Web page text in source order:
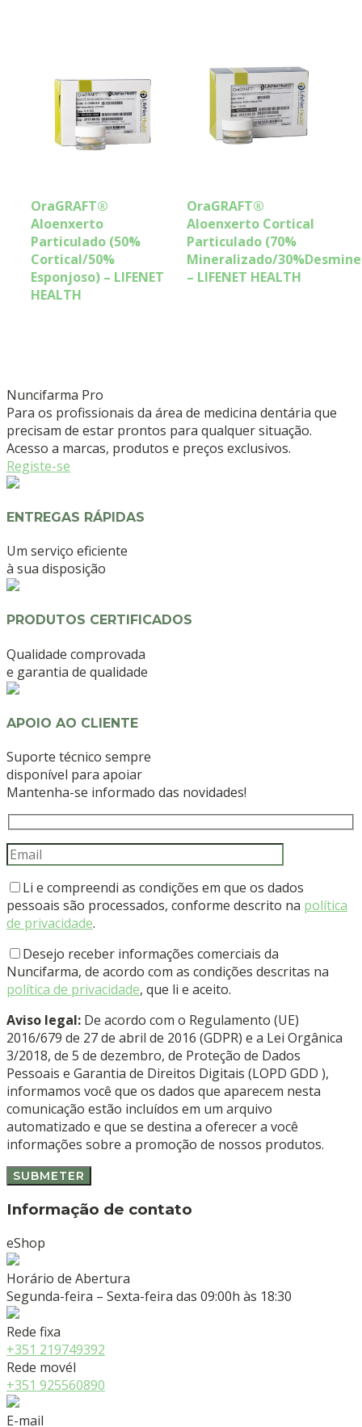
OraGRAFT®
Aloenxerto
Particulado (50%
Cortical/50%
Esponjoso) – LIFENET
HEALTH
OraGRAFT®
Aloenxerto Cortical
Particulado (70%
Mineralizado/
– LIFENET HEALTH
Nuncifarma Pro
Para os profissionais da área de medicina dentária que
precisam de estar prontos para qualquer situação.
Acesso a marcas, produtos e preços exclusivos.
Registe-se
ENTREGAS RÁPIDAS
Um serviço eficiente
à sua disposição
PRODUTOS CERTIFICADOS
Qualidade comprovada
e garantia de qualidade
APOIO AO CLIENTE
Suporte técnico sempre
disponível para apoiar
Mantenha-se informado das novidades!
Li e compreendi as condições em que os dados
pessoais são processados, conforme descrito na política
de privacidade.
Desejo receber informações comerciais da
Nuncifarma, de acordo com as condições descritas na
política de privacidade, que li e aceito.
Aviso legal: De acordo com o Regulamento (UE)
2016/679 de 27 de abril de 2016 (GDPR) e a Lei Orgânica
3/2018, de 5 de dezembro, de Proteção de Dados
Pessoais e Garantia de Direitos Digitais (LOPD GDD ),
informamos você que os dados que aparecem nesta
comunicação estão incluídos em um arquivo
automatizado e que se destina a oferecer a você
informações sobre a promoção de nossos produtos.
Informação de contato
eShop
Horário de Abertura
Segunda-feira – Sexta-feira das 09:00h às 18:30
Rede fixa
+351 219749392
Rede movél
+351 925560890
E-mail